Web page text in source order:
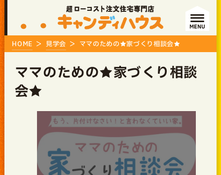
MENU
HOME 見学会 ママのための★家づくり相談会★
ママのための★家づくり相談
会★